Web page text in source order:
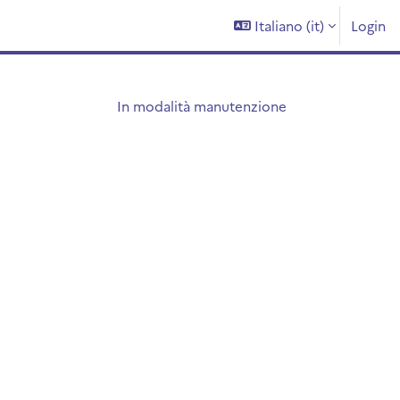
Italiano ‎(it)‎ Login
In modalità manutenzione